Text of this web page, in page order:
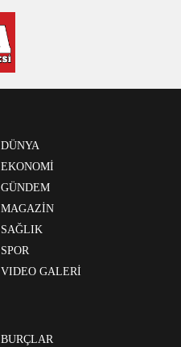
DÜNYA
EKONOMİ
GÜNDEM
MAGAZİN
SAĞLIK
SPOR
VIDEO GALERİ
BURÇLAR